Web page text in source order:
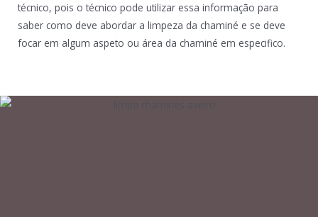
técnico, pois o técnico pode utilizar essa informação para
saber como deve abordar a limpeza da chaminé e se deve
focar em algum aspeto ou área da chaminé em especifico.